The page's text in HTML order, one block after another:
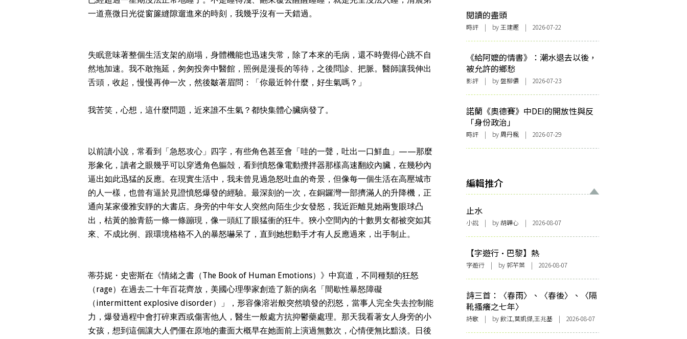
一道熹微日光從窗簾縫隙遛進來的時刻，我幾乎沒有一天錯過。
失眠意味著整個生活支架的崩塌，身體機能也迅速失常，除了本來的毛病，還不時覺得心跳不自
然地加速。我不敢拖延，匆匆投奔中醫館，照例是漫長的等待，之後問診、把脈。醫師讓我伸出
舌頭，收起，慢慢再伸一次，然後皺著眉問：「你最近幹什麼，好生氣嗎？」
我苦笑，心想，這什麼問題，近來誰不生氣？都快集體心臟病發了。
以前讀小說，常看到「急怒攻心」四字，有些角色甚至會「哇的一聲，吐出一口鮮血」——那麼
形象化，讀者之眼幾乎可以穿透角色軀殻，看到憤怒像電動攪拌器那樣高速翻絞內臟，在幾秒內
逼出如此迅猛的反應。在現實生活中，我未曾見過急怒吐血的奇景，但像每一個生活在高壓城市
的人一樣，也曾有逼於見證憤怒爆發的經驗。最深刻的一次，在銅鑼灣一部擠滿人的升降機，正
通向某家優雅安靜的大書店。身旁的中年女人突然向陌生少女發怒，我近距離見她兩隻眼球凸
出，枯黃的臉青筋一條一條蹦現，像一頭紅了眼猛衝的狂牛。狹小空間內的十數男女都被突如其
來、不成比例、跟環境格格不入的暴怒嚇呆了，直到她想動手才有人反應過來，出手制止。
蒂芬妮・史密斯在《情緒之書（The Book of Human Emotions）》中寫道，不同種類的狂怒
（rage）在過去二十年百花齊放，美國心理學家創造了新的病名「間歇性暴怒障礙
（intermittent explosive disorder）」，形容像溶岩般突然噴發的烈怒，當事人完全失去控制能
力，爆發過程中會打碎東西或傷害他人，醫生一般處方抗抑鬱藥處理。那天我看著女人身旁的小
女孩，想到這個讓大人們僵在原地的畫面大概早在她面前上演過無數次，心情便無比黯淡。日後
閱讀的盡頭
時評 | by 王建鏗 | 2026-07-22
《給阿嬤的情書》：潮水退去以後，
被允許的鄉愁
影評 | by 盤柳儂 | 2026-07-23
諾蘭《奧德賽》中DEI的開放性與反
「身份政治」
時評 | by 周丹楓 | 2026-07-29
編輯推介
止水
小說 | by 胡韡心 | 2026-08-07
【字遊行·巴黎】熱
字遊行 | by 郭芊葉 | 2026-08-07
詩三首：〈春雨〉、〈春後〉、〈隔
靴搔癢之七年〉
詩歌 | by 飲江,莫凱傑,王兆基 | 2026-08-07